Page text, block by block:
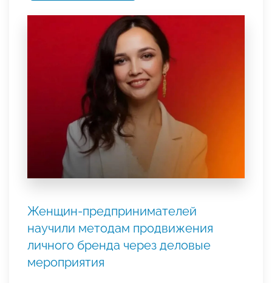
Женщин-предпринимателей
научили методам продвижения
личного бренда через деловые
мероприятия